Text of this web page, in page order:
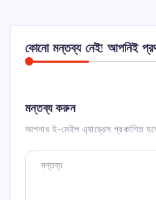
কোনো মন্তব্য নেই! আপনিই
মন্তব্য করুন
আপনার ই-মেইল এ্যাড্রেস প্রকাশিত